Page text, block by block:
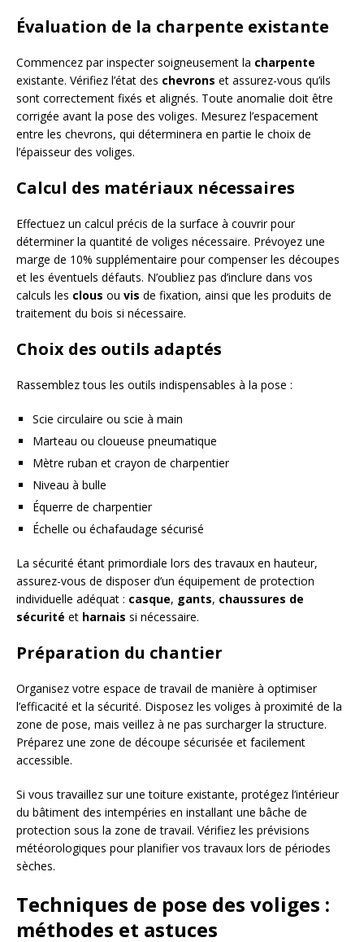
Évaluation de la charpente existante
Commencez par inspecter soigneusement la charpente
existante. Vérifiez l’état des chevrons et assurez-vous qu’ils
sont correctement fixés et alignés. Toute anomalie doit être
corrigée avant la pose des voliges. Mesurez l’espacement
entre les chevrons, qui déterminera en partie le choix de
l’épaisseur des voliges.
Calcul des matériaux nécessaires
Effectuez un calcul précis de la surface à couvrir pour
déterminer la quantité de voliges nécessaire. Prévoyez une
marge de 10% supplémentaire pour compenser les découpes
et les éventuels défauts. N’oubliez pas d’inclure dans vos
calculs les clous ou vis de fixation, ainsi que les produits de
traitement du bois si nécessaire.
Choix des outils adaptés
Rassemblez tous les outils indispensables à la pose :
Scie circulaire ou scie à main
Marteau ou cloueuse pneumatique
Mètre ruban et crayon de charpentier
Niveau à bulle
Équerre de charpentier
Échelle ou échafaudage sécurisé
La sécurité étant primordiale lors des travaux en hauteur,
assurez-vous de disposer d’un équipement de protection
individuelle adéquat : casque, gants, chaussures de
sécurité et harnais si nécessaire.
Préparation du chantier
Organisez votre espace de travail de manière à optimiser
l’efficacité et la sécurité. Disposez les voliges à proximité de la
zone de pose, mais veillez à ne pas surcharger la structure.
Préparez une zone de découpe sécurisée et facilement
accessible.
Si vous travaillez sur une toiture existante, protégez l’intérieur
du bâtiment des intempéries en installant une bâche de
protection sous la zone de travail. Vérifiez les prévisions
météorologiques pour planifier vos travaux lors de périodes
sèches.
Techniques de pose des voliges :
méthodes et astuces